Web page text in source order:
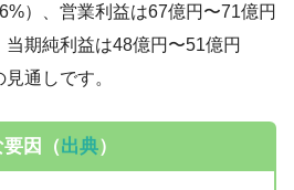
）、営業利益は67億円〜71億円
当期純利益は48億円〜51億円
通しです。
因（出典）